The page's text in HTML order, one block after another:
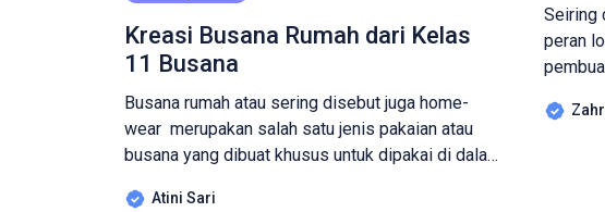
Kreasi Busana Rumah dari Kelas
11 Busana
Busana rumah atau sering disebut juga home-
wear merupakan salah satu jenis pakaian atau
busana yang dibuat khusus untuk dipakai di dalam
nyaman pada saat dipakai, ukurannya longgar atau
Atini Sari
Seiring
peran
utama